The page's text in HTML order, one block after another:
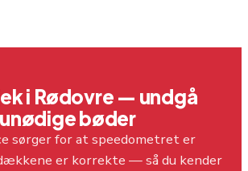
i Rødovre — undgå
unødige bøder
sørger for at speedometret er
er korrekte — så du kender